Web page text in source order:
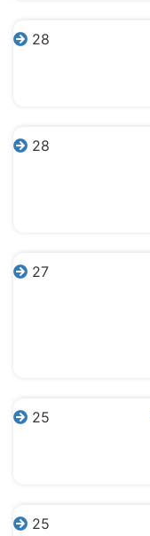
28
28
27
25
25